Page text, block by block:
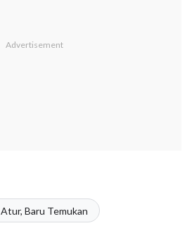
Atur, Baru Temukan